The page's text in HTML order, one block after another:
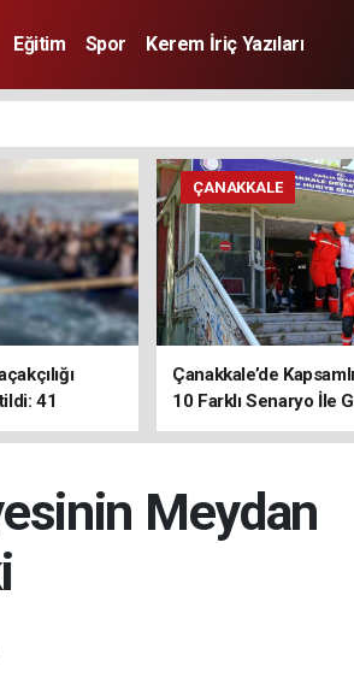
Eğitim Spor Kerem İriç Yazıları
41
ÇANAKKALE
Çanakkale’de
10 Farklı Senaryo İle
Koordinasyon
Meydan